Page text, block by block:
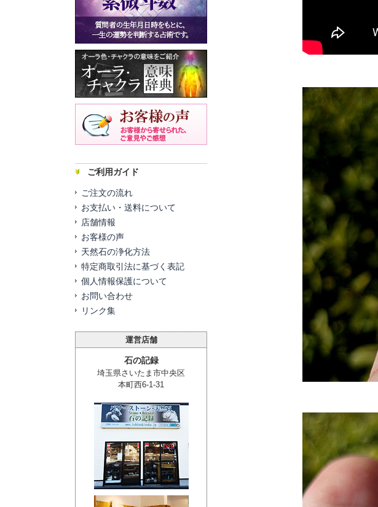
ご利用ガイド
ご注文の流れ
お支払い・送料について
店舗情報
お客様の声
天然石の浄化方法
特定商取引法に基づく表記
個人情報保護について
お問い合わせ
リンク集
運営店舗
石の記録
埼玉県さいたま市中央区
本町西6-1-31